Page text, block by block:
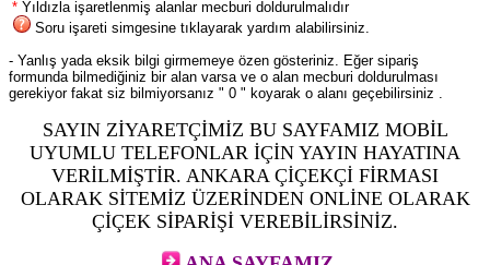
* Yıldızla işaretlenmiş alanlar mecburi doldurulmalıdır
Soru işareti simgesine tıklayarak yardım alabilirsiniz.
- Yanlış yada eksik bilgi girmemeye özen gösteriniz. Eğer sipariş
formunda bilmediğiniz bir alan varsa ve o alan mecburi doldurulması
gerekiyor fakat siz bilmiyorsanız " 0 " koyarak o alanı geçebilirsiniz .
SAYIN ZİYARETÇİMİZ BU SAYFAMIZ MOBİL
UYUMLU TELEFONLAR İÇİN YAYIN HAYATINA
VERİLMİŞTİR. ANKARA ÇİÇEKÇİ FİRMASI
OLARAK SİTEMİZ ÜZERİNDEN ONLİNE OLARAK
ÇİÇEK SİPARİŞİ VEREBİLİRSİNİZ.